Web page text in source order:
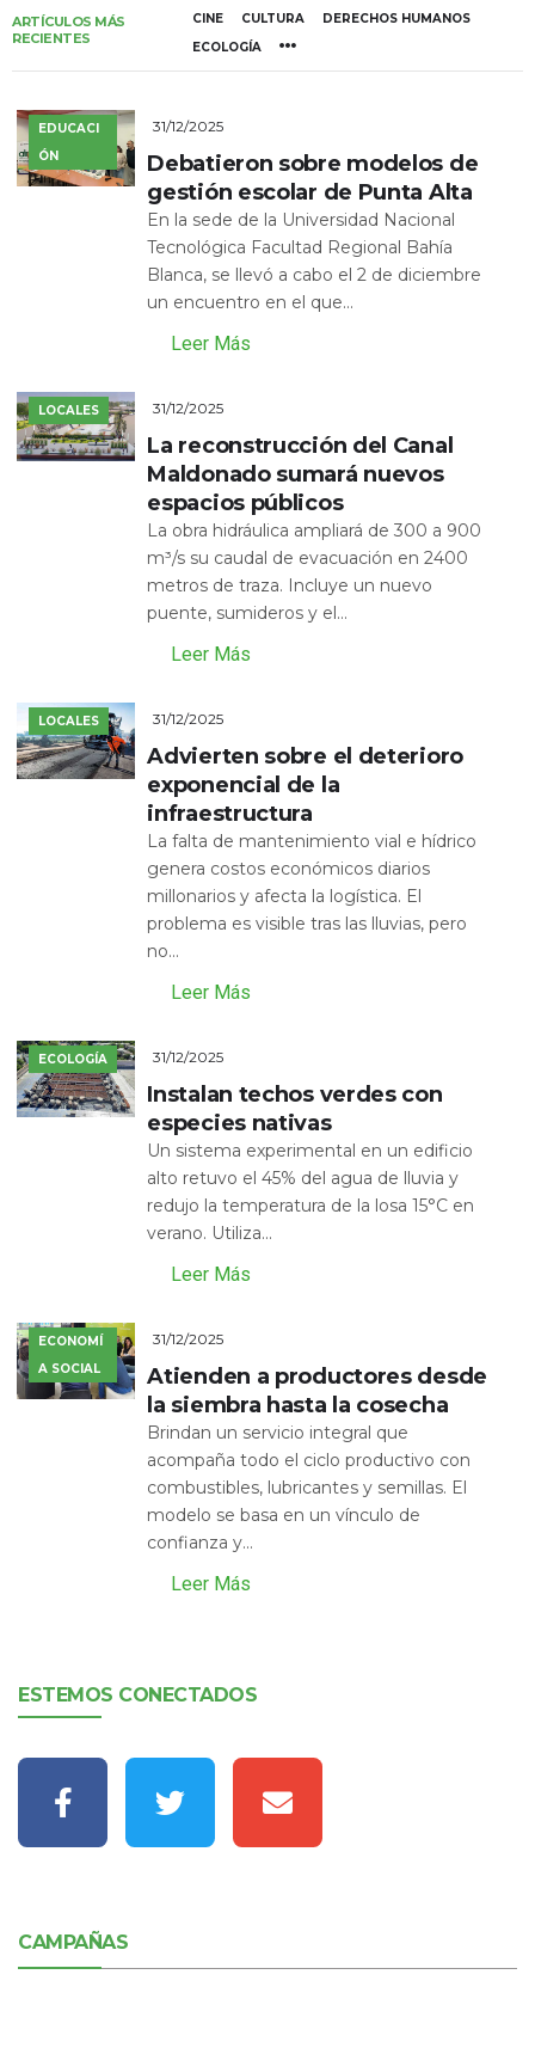
ARTÍCULOS MÁS
RECIENTES
CINE CULTURA
DERECHOS HUMANOS
ECOLOGÍA
EDUCACI
ÓN
31/12/2025
Debatieron sobre modelos de
gestión escolar de Punta Alta
En la sede de la Universidad Nacional
Tecnológica Facultad Regional Bahía
Blanca, se llevó a cabo el 2 de diciembre
un encuentro en el que...
Leer Más
LOCALES 31/12/2025
La reconstrucción del Canal
Maldonado sumará nuevos
espacios públicos
La obra hidráulica ampliará de 300 a 900
m³/s su caudal de evacuación en 2400
metros de traza. Incluye un nuevo
puente, sumideros y el...
Leer Más
LOCALES 31/12/2025
Advierten sobre el deterioro
exponencial de la
infraestructura
La falta de mantenimiento vial e hídrico
genera costos económicos diarios
millonarios y afecta la logística. El
problema es visible tras las lluvias, pero
no...
Leer Más
ECOLOGÍA 31/12/2025
Instalan techos verdes con
especies nativas
Un sistema experimental en un edificio
alto retuvo el 45% del agua de lluvia y
redujo la temperatura de la losa 15°C en
verano. Utiliza...
Leer Más
ECONOMÍ
A SOCIAL
31/12/2025
Atienden a productores desde
la siembra hasta la cosecha
Brindan un servicio integral que
acompaña todo el ciclo productivo con
combustibles, lubricantes y semillas. El
modelo se basa en un vínculo de
confianza y...
Leer Más
ESTEMOS CONECTADOS
CAMPAÑAS